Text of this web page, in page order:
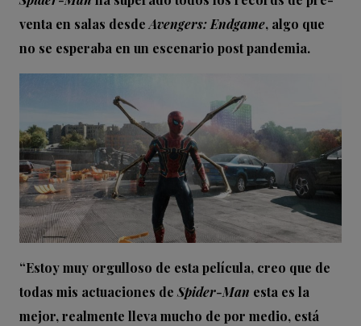
venta en salas desde Avengers: Endgame, algo que
no se esperaba en un escenario post pandemia.
“Estoy muy orgulloso de esta película, creo que de
todas mis actuaciones deSpider-Man esta es la
mejor, realmente lleva mucho de por medio, está